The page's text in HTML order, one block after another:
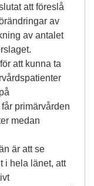
att föreslå
av
av antalet
att kunna ta
primärvården
medan
är att se
i hela länet, att